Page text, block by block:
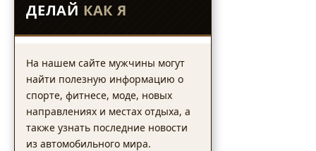
ДЕЛАЙ КАК Я
На нашем сайте мужчины могут
найти полезную информацию о
спорте, фитнесе, моде, новых
направлениях и местах отдыха, а
также узнать последние новости
из автомобильного мира.